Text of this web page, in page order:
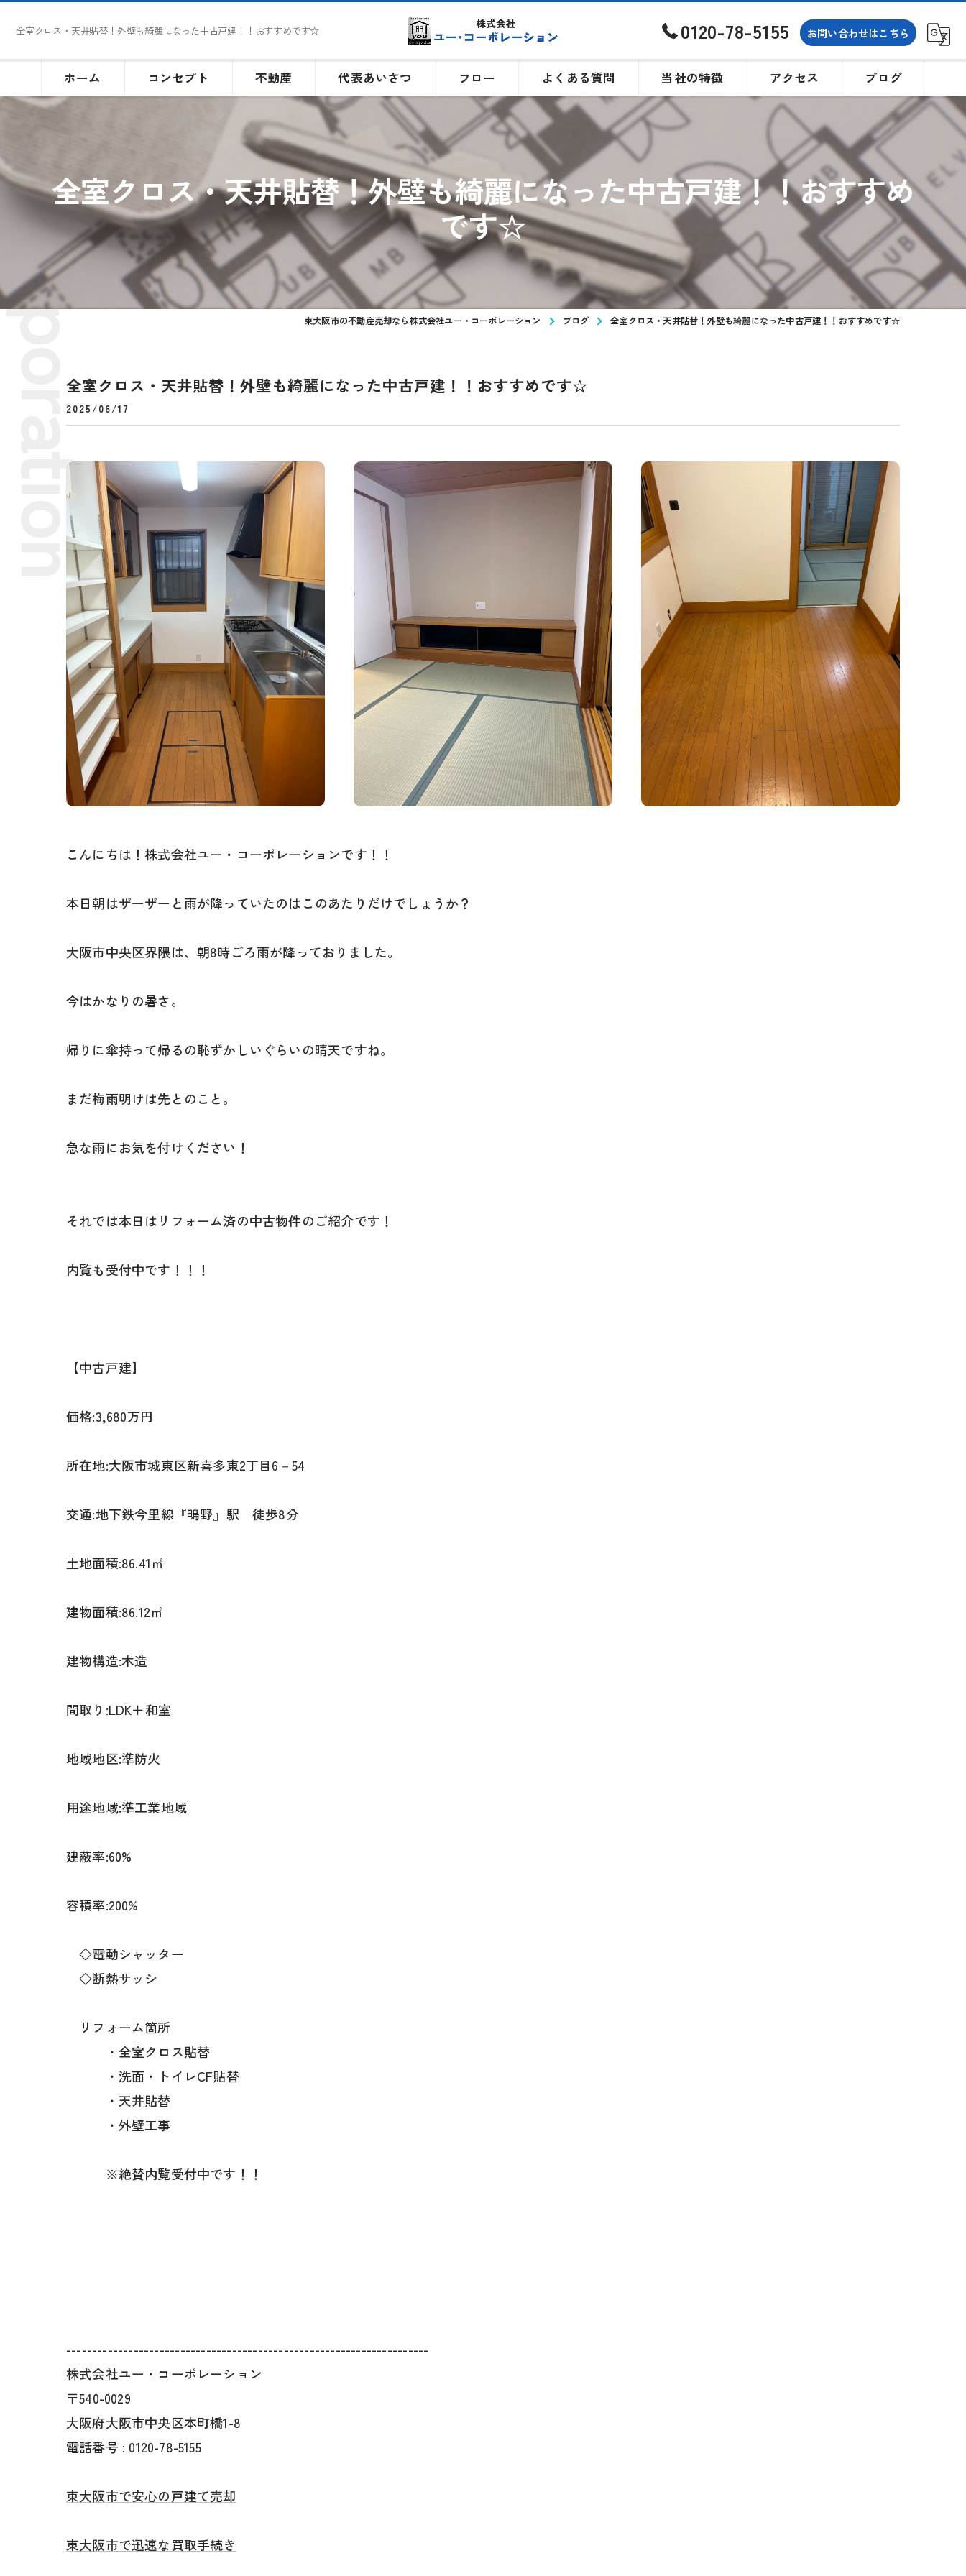
全室クロス・天井貼替！外壁も綺麗になった中古戸建！！おすすめです☆ 0120-78-5155 お問い合わせはこちら
ホーム コンセプト 不動産 代表あいさつ フロー よくある質問 当社の特徴
土地
買取
購入
アクセス ブログ
全室クロス・天井貼替！外壁も綺麗になった中古戸建！！おすすめ
です☆
東大阪市の不動産売却なら株式会社ユー・コーポレーション ブログ 全室クロス・天井貼替！外壁も綺麗になった中古戸建！！おすすめです☆
全室クロス・天井貼替！外壁も綺麗になった中古戸建！！おすすめです☆
2025/06/17
こんにちは！株式会社ユー・コーポレーションです！！
本日朝はザーザーと雨が降っていたのはこのあたりだけでしょうか？
大阪市中央区界隈は、朝8時ごろ雨が降っておりました。
今はかなりの暑さ。
帰りに傘持って帰るの恥ずかしいぐらいの晴天ですね。
まだ梅雨明けは先とのこと。
急な雨にお気を付けください！
それでは本日はリフォーム済の中古物件のご紹介です！
内覧も受付中です！！！
【中古戸建】
価格:3,680万円
所在地:大阪市城東区新喜多東2丁目6－54
交通:地下鉄今里線『鴫野』駅 徒歩8分
土地面積:86.41㎡
建物面積:86.12㎡
建物構造:木造
間取り:LDK＋和室
地域地区:準防火
用途地域:準工業地域
建蔽率:60%
容積率:200%
◇電動シャッター
◇断熱サッシ
リフォーム箇所
・全室クロス貼替
・洗面・トイレCF貼替
・天井貼替
・外壁工事
※絶賛内覧受付中です！！
----------------------------------------------------------------------
株式会社ユー・コーポレーション
〒540-0029
大阪府大阪市中央区本町橋1-8
電話番号 : 0120-78-5155
東大阪市で安心の戸建て売却
東大阪市で迅速な買取手続き